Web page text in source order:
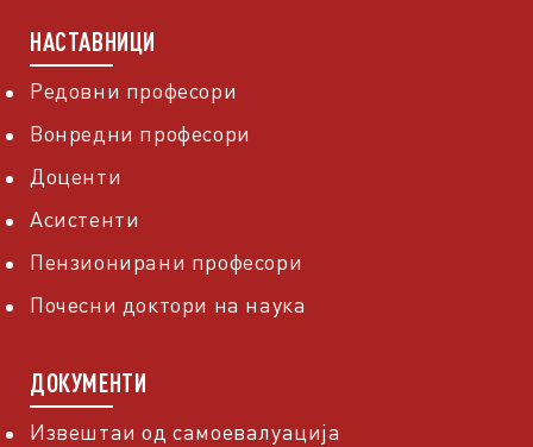
НАСТАВНИЦИ
Редовни професори
Вонредни професори
Доценти
Асистенти
Пензионирани професори
Почесни доктори на наука
ДОКУМЕНТИ
Извештаи од самоевалуација